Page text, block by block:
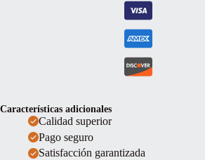
Características adicionales
Calidad superior
Pago seguro
Satisfacción garantizada